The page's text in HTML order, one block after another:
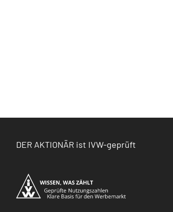
DER AKTIONÄR ist IVW-geprüft